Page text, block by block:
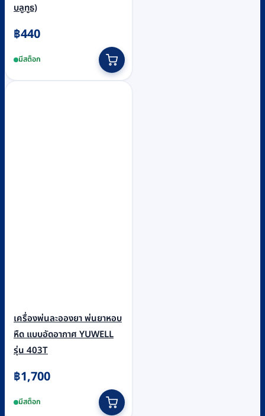
บลูทูธ)
฿440
มีสต็อก
เครื่องพ่นละอองยา พ่นยาหอบ
หืด แบบอัดอากาศ YUWELL
รุ่น 403T
฿1,700
มีสต็อก